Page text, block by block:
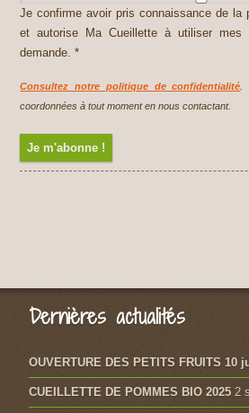
Je confirme avoir pris connaissance de la
et autorise Ma Cueillette à utiliser mes
demande. *
Consultez notre politique de confidentialité.
coordonnées à tout moment en nous contactant.
Dernières actualités
OUVERTURE DES PETITS FRUITS 10
CUEILLETTE DE POMMES BIO 2025 2